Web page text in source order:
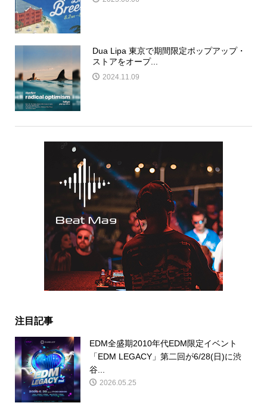
Dua Lipa 東京で期間限定ポップアップ・
ストアをオープ...
2024.11.09
注目記事
EDM全盛期2010年代EDM限定イベント
「EDM LEGACY」第二回が6/28(日)に渋
谷...
2026.05.25